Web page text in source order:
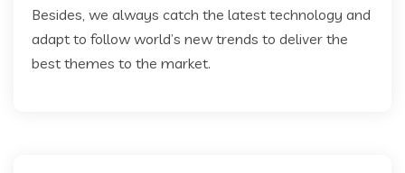
Besides, we always catch the latest technology and
adapt to follow world’s new trends to deliver the
best themes to the market.